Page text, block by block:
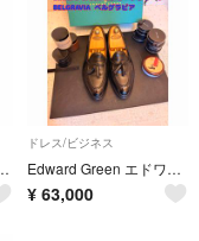
ーン 革靴
ドレス/ビジネス
Edward Green エドワードグリーン Belgravia ベルグラビア
¥ 63,000